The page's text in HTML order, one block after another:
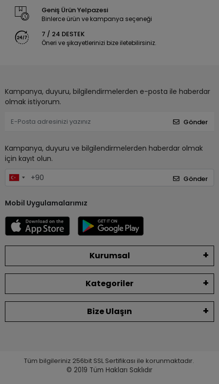
Geniş Ürün Yelpazesi
Binlerce ürün ve kampanya seçeneği
7 / 24 DESTEK
Öneri ve şikayetlerinizi bize iletebilirsiniz.
Kampanya, duyuru, bilgilendirmelerden e-posta ile haberdar
olmak istiyorum.
Gönder
Kampanya, duyuru ve bilgilendirmelerden haberdar olmak
için kayıt olun.
Gönder
Mobil Uygulamalarımız
Kurumsal
Kategoriler
Bize Ulaşın
Tüm bilgileriniz 256bit SSL Sertifikası ile korunmaktadır.
© 2019 Tüm Hakları Saklıdır